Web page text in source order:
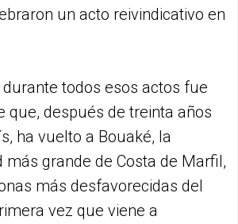
un acto reivindicativo en
todos esos actos fue
que, después de treinta años
ha vuelto a Bouaké, la
más grande de Costa de Marfil,
más desfavorecidas del
vez que viene a